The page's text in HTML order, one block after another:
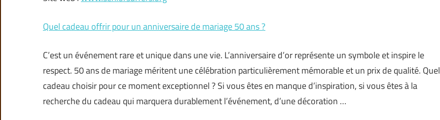
Quel cadeau offrir pour un anniversaire de mariage 50 ans ?
C’est un événement rare et unique dans une vie. L’anniversaire d’or représente un symbole et inspire le
respect. 50 ans de mariage méritent une célébration particulièrement mémorable et un prix de qualité. Quel
cadeau choisir pour ce moment exceptionnel ? Si vous êtes en manque d’inspiration, si vous êtes à la
recherche du cadeau qui marquera durablement l’événement, d’une décoration …